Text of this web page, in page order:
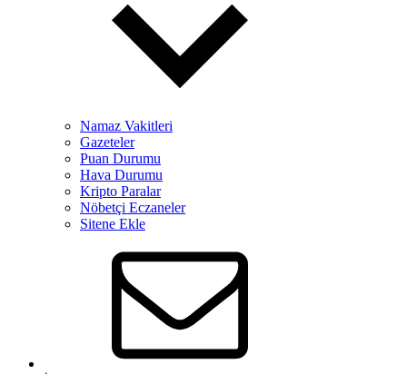
Namaz Vakitleri
Gazeteler
Puan Durumu
Hava Durumu
Kripto Paralar
Nöbetçi Eczaneler
Sitene Ekle